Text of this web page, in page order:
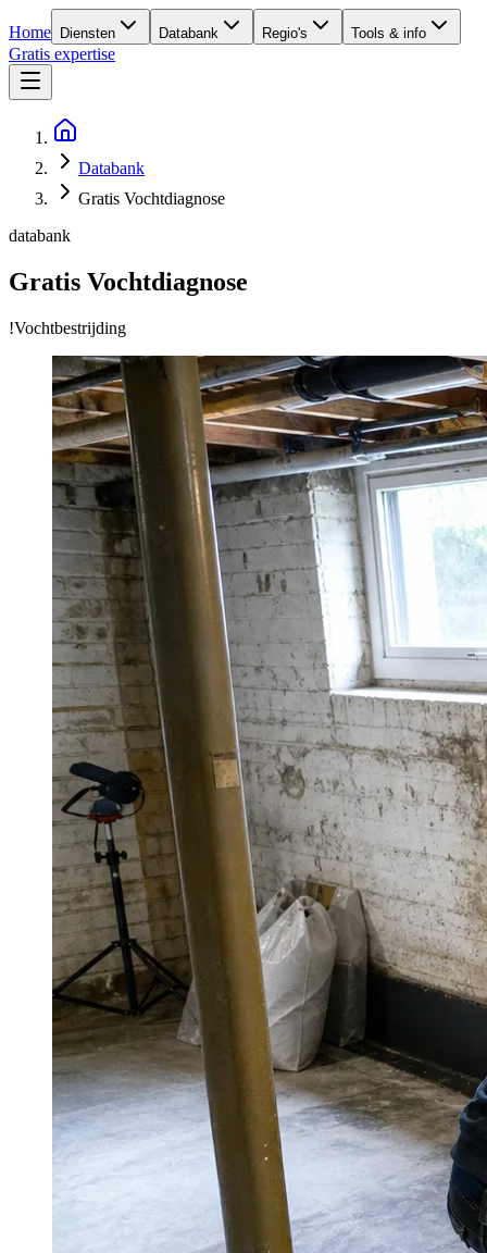
Home Diensten Databank Regio's Tools & info
Gratis expertise
Databank
Gratis Vochtdiagnose
databank
Gratis Vochtdiagnose
!Vochtbestrijding